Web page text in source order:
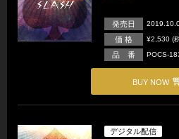
発売日
価 格 ¥2,530 (
品 番 POCS-
BUY NOW
デジタル配信